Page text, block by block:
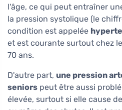
l'âge, ce qui peut entraîner
la pression systolique (le
condition est appelée
et est courante surtout chez
70 ans.
D'autre part, une pression
seniors peut être aussi
élevée, surtout si elle cause